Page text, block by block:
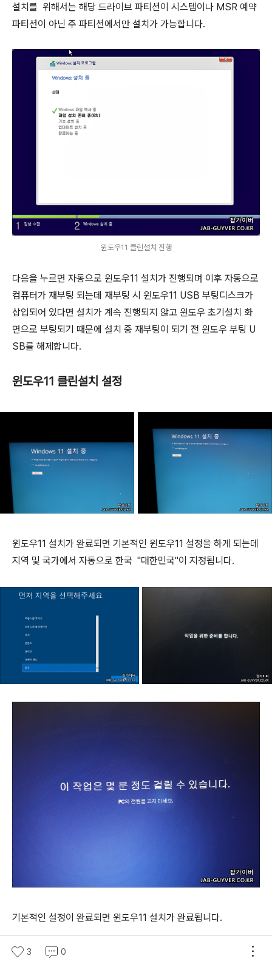
설치를 위해서는 해당 드라이브 파티션이 시스템이나 MSR 예약
파티션이 아닌 주 파티션에서만 설치가 가능합니다.
윈도우11 클린설치 진행
다음을 누르면 자동으로 윈도우11 설치가 진행되며 이후 자동으로
컴퓨터가 재부팅 되는데 재부팅 시 윈도우11 USB 부팅디스크가
삽입되어 있다면 설치가 계속 진행되지 않고 윈도우 초기설치 화
면으로 부팅되기 때문에 설치 중 재부팅이 되기 전 윈도우 부팅 U
SB를 해제합니다.
윈도우11 클린설치 설정
윈도우11 설치가 완료되면 기본적인 윈도우11 설정을 하게 되는데
지역 및 국가에서 자동으로 한국 "대한민국"이 지정됩니다.
기본적인 설정이 완료되면 윈도우11 설치가 완료됩니다.
3 0